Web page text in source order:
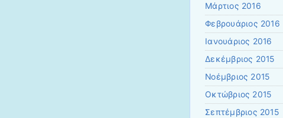
Μάρτιος 2016
Φεβρουάριος 2016
Ιανουάριος 2016
Δεκέμβριος 2015
Νοέμβριος 2015
Οκτώβριος 2015
Σεπτέμβριος 2015